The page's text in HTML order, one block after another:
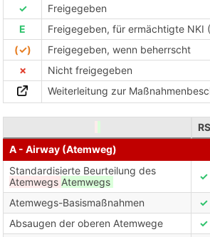
✓
Freigegeben
E
Freigegeben, für ermächtigte NKI
(✓)
Freigegeben, wenn beherrscht
✗
Nicht freigegeben
Weiterleitung zur
RS
A - Airway (Atemweg)
Standardisierte Beurteilung des
Atemwegs Atemwegs ✓
Atemwegs-Basismaßnahmen ✓
Absaugen der oberen Atemwege
✓